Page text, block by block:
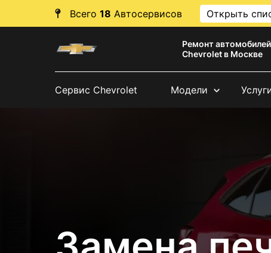
Всего 18 Автосервисов Открыть
Ремонт автомобилей
Chevrolet в Москве
Сервис Chevrolet Модели